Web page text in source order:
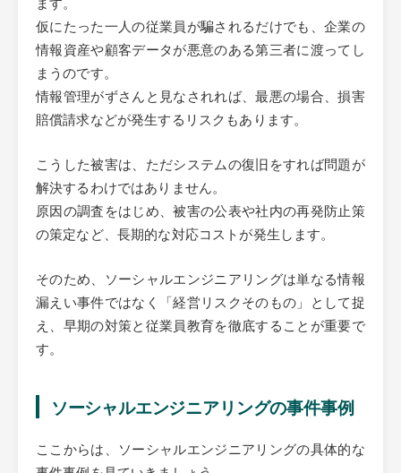
仮にたった一人の従業員が騙されるだけでも、企業の
情報資産や顧客データが悪意のある第三者に渡ってし
まうのです。
情報管理がずさんと見なされれば、最悪の場合、損害
賠償請求などが発生するリスクもあります。
こうした被害は、ただシステムの復旧をすれば問題が
解決するわけではありません。
原因の調査をはじめ、被害の公表や社内の再発防止策
の策定など、長期的な対応コストが発生します。
そのため、ソーシャルエンジニアリングは単なる情報
漏えい事件ではなく「経営リスクそのもの」として捉
え、早期の対策と従業員教育を徹底することが重要で
す。
ソーシャルエンジニアリングの事件事例
ここからは、ソーシャルエンジニアリングの具体的な